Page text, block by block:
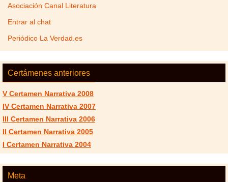
Asociación Canal Literatura
Entrar al chat
Periódico La Verdad.es
Certámenes anteriores
V Certamen Narrativa 2008
IV Certamen Narrativa 2007
III Certamen Narrativa 2006
II Certamen Narrativa 2005
I Certamen Narrativa 2004
Meta